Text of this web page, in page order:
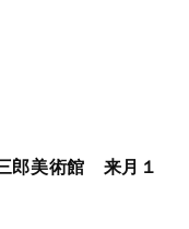
郎美術館 来月１